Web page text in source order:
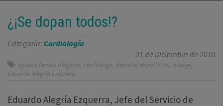
¿¡Se dopan todos!?
Categoría: Cardiología
21 de Diciembre de 2010
ayudas farmacológicas, cardiólogo, deporte, deportistas, dopaje,
Eduardo Alegría Ezquerra
Eduardo Alegría Ezquerra, Jefe del Servicio de